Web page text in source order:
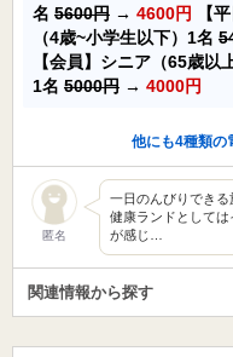
名 5600円 → 4600円
【
（4歳~小学生以下）1名
【会員】シニア（65歳以
1名 5000円 → 4000円
他にも4種類の
匿名
一日のんびりできる
健康ランドとして
が感じ…
関連情報から探す